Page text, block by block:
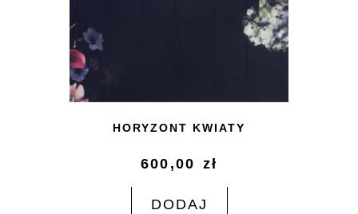
HORYZONT KWIATY
600,00 zł
DODAJ